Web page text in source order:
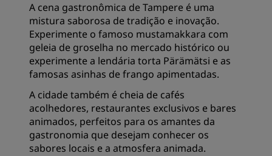
A cena gastronômica de Tampere é uma
mistura saborosa de tradição e inovação.
Experimente o famoso mustamakkara com
geleia de groselha no mercado histórico ou
experimente a lendária torta Pärämätsi e as
famosas asinhas de frango apimentadas.
A cidade também é cheia de cafés
acolhedores, restaurantes exclusivos e bares
animados, perfeitos para os amantes da
gastronomia que desejam conhecer os
sabores locais e a atmosfera animada.